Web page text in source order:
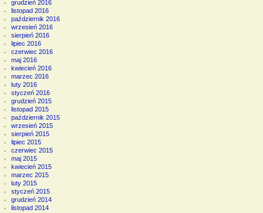
grudzień 2016
listopad 2016
październik 2016
wrzesień 2016
sierpień 2016
lipiec 2016
czerwiec 2016
maj 2016
kwiecień 2016
marzec 2016
luty 2016
styczeń 2016
grudzień 2015
listopad 2015
październik 2015
wrzesień 2015
sierpień 2015
lipiec 2015
czerwiec 2015
maj 2015
kwiecień 2015
marzec 2015
luty 2015
styczeń 2015
grudzień 2014
listopad 2014